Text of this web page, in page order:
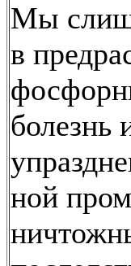
Мы
в
болезнь
ной